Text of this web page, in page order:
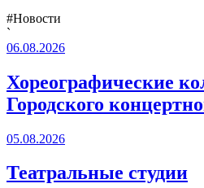
#Новости
`
06.08.2026
Хореографические
Городского
05.08.2026
Театральные студии